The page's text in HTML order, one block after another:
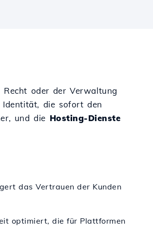
oder der Verwaltung
Identität, die sofort den
und die Hosting-Dienste
das Vertrauen der Kunden
optimiert, die für Plattformen